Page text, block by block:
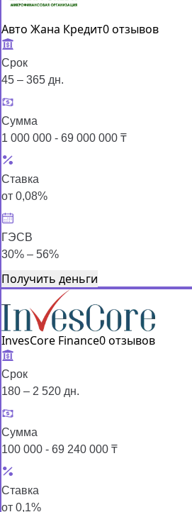
Авто Жана Кредит0 отзывов
Срок
45 – 365 дн.
Сумма
1 000 000 - 69 000 000 ₸
Ставка
от 0,08%
ГЭСВ
30% – 56%
Получить деньги
InvesCore Finance0 отзывов
Срок
180 – 2 520 дн.
Сумма
100 000 - 69 240 000 ₸
Ставка
от 0,1%